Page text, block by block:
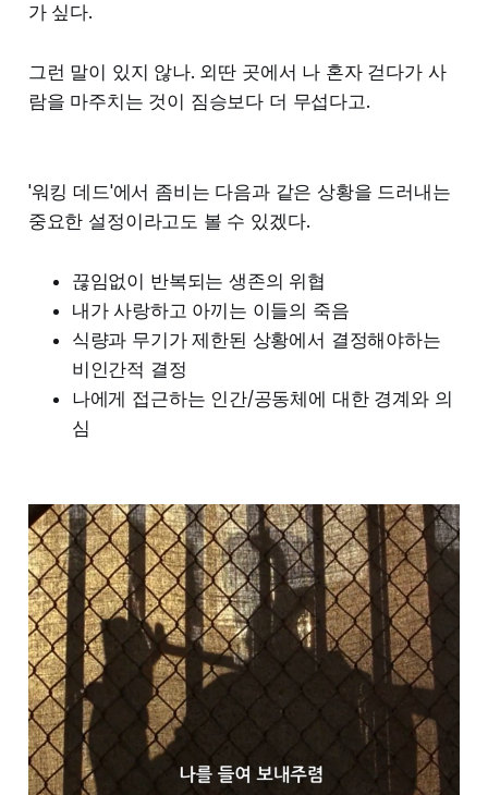
가 싶다.
그런 말이 있지 않나. 외딴 곳에서 나 혼자 걷다가 사
람을 마주치는 것이 짐승보다 더 무섭다고.
'워킹 데드'에서 좀비는 다음과 같은 상황을 드러내는
중요한 설정이라고도 볼 수 있겠다.
끊임없이 반복되는 생존의 위협
내가 사랑하고 아끼는 이들의 죽음
식량과 무기가 제한된 상황에서 결정해야하는
비인간적 결정
나에게 접근하는 인간/공동체에 대한 경계와 의
심